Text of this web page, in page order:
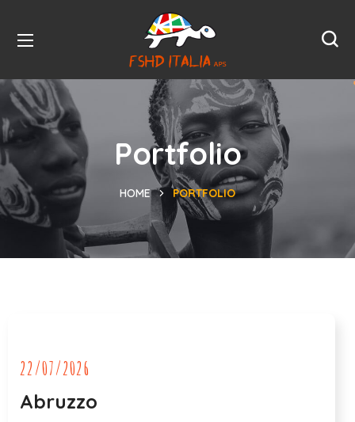
Portfolio
HOME PORTFOLIO
22/07/2026
Abruzzo